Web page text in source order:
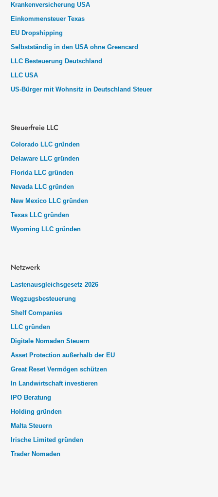
Krankenversicherung USA
Einkommensteuer Texas
EU Dropshipping
Selbstständig in den USA ohne Greencard
LLC Besteuerung Deutschland
LLC USA
US-Bürger mit Wohnsitz in Deutschland Steuer
Steuerfreie LLC
Colorado LLC gründen
Delaware LLC gründen
Florida LLC gründen
Nevada LLC gründen
New Mexico LLC gründen
Texas LLC gründen
Wyoming LLC gründen
Netzwerk
Lastenausgleichsgesetz 2026
Wegzugsbesteuerung
Shelf Companies
LLC gründen
Digitale Nomaden Steuern
Asset Protection außerhalb der EU
Great Reset Vermögen schützen
In Landwirtschaft investieren
IPO Beratung
Holding gründen
Malta Steuern
Irische Limited gründen
Trader Nomaden